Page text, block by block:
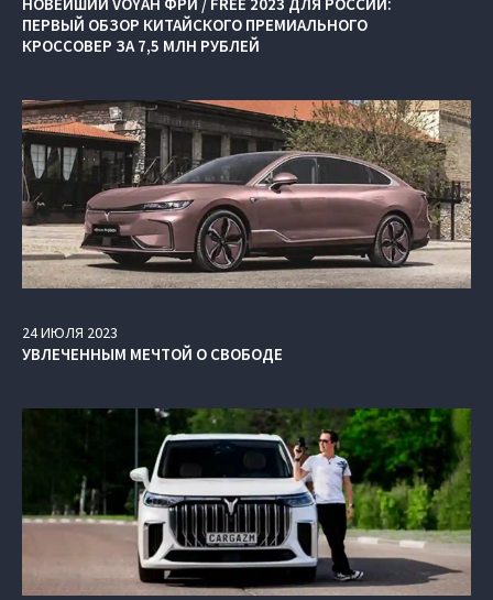
ПЕРВЫЙ ОБЗОР КИТАЙСКОГО ПРЕМИАЛЬНОГО
КРОССОВЕР ЗА 7,5 МЛН РУБЛЕЙ
24ИЮЛЯ 2023
УВЛЕЧЕННЫМ МЕЧТОЙ О СВОБОДЕ